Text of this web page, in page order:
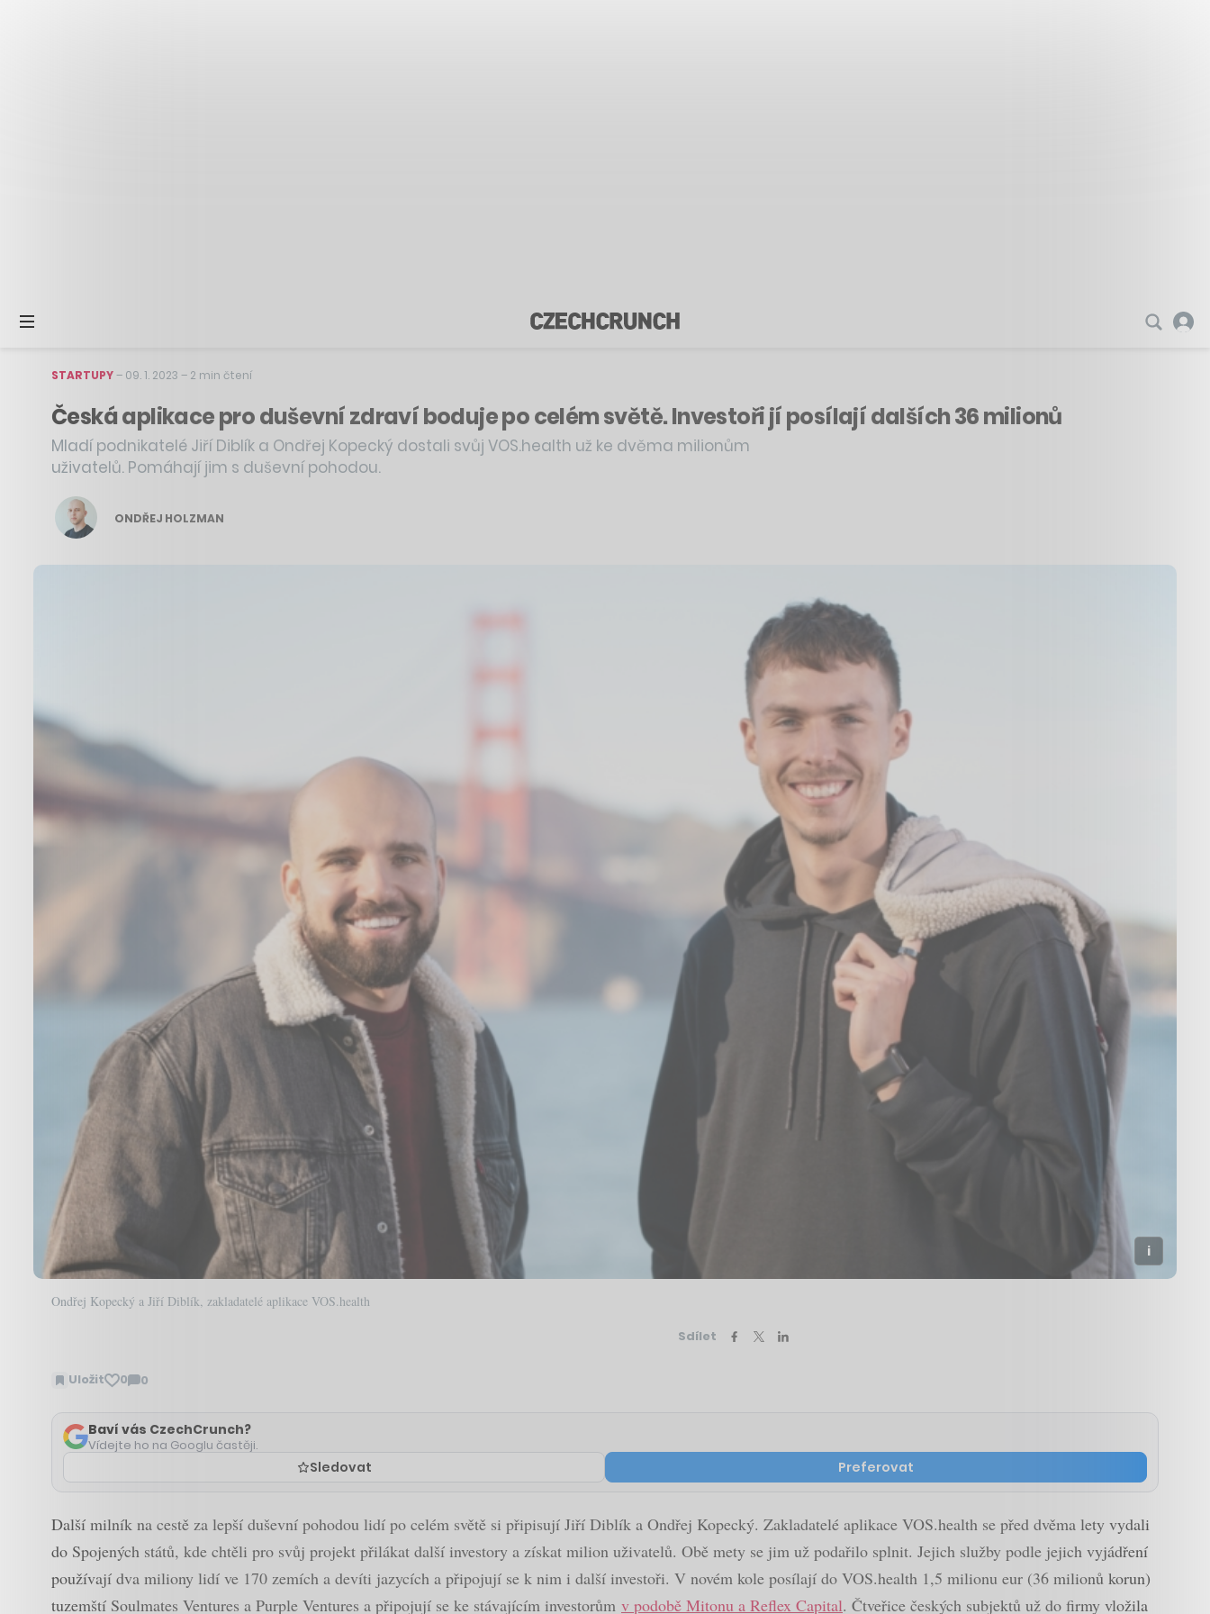
STARTUPY– 09. 1. 2023 – 2 min čtení
Česká aplikace pro duševní zdraví boduje po celém světě. Investoři jí posílají dalších 36 milionů
Mladí podnikatelé Jiří Diblík a Ondřej Kopecký dostali svůj VOS.health už ke dvěma milionům
uživatelů. Pomáhají jim s duševní pohodou.
ONDŘEJ HOLZMAN
Ondřej Kopecký a Jiří Diblík, zakladatelé aplikace VOS.health
Sdílet
Uložit 0 0
Zobrazit
Baví vás CzechCrunch?
Vídejte ho na Googlu častěji.
Sledovat Preferovat
Další milník na cestě za lepší duševní pohodou lidí po celém světě si připisují Jiří Diblík a Ondřej Kopecký. Zakladatelé aplikace VOS.health se před dvěma lety vydali
do Spojených států, kde chtěli pro svůj projekt přilákat další investory a získat milion uživatelů. Obě mety se jim už podařilo splnit. Jejich služby podle jejich vyjádření
používají dva miliony lidí ve 170 zemích a devíti jazycích a připojují se k nim i další investoři. V novém kole posílají do VOS.health 1,5 milionu eur (36 milionů korun)
tuzemští Soulmates Ventures a Purple Ventures a připojují se ke stávajícím investorům v podobě Mitonu a Reflex Capital. Čtveřice českých subjektů už do firmy vložila